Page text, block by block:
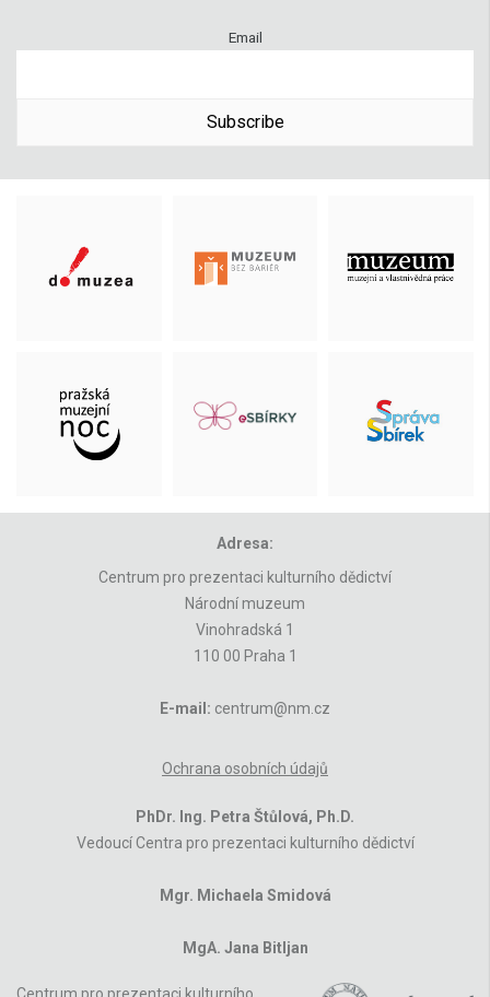
Email
Subscribe
Adresa:
Centrum pro prezentaci kulturního dědictví
Národní muzeum
Vinohradská 1
110 00 Praha 1
E-mail: centrum@nm.cz
Ochrana osobních údajů
PhDr. Ing. Petra Štůlová, Ph.D.
Vedoucí Centra pro prezentaci kulturního dědictví
Mgr. Michaela Smidová
MgA. Jana Bitljan